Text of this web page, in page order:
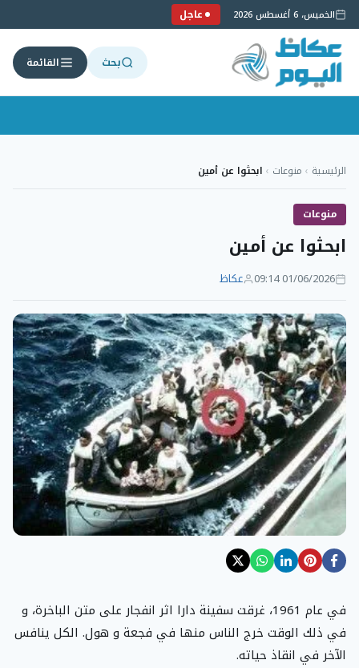
الخميس، 6 أغسطس 2026 عاجل
بحث القائمة
إلىالرئيسية › منوعات › ابحثوا عن أمين
منوعات
ابحثوا عن أمين
01/06/2026 09:14 عكاظ
في عام 1961، غرقت سفينة دارا اثر انفجار على متن الباخرة، و
في ذلك الوقت خرج الناس منها في فجعة و هول. الكل ينافس
الآخر في انقاذ حياته.